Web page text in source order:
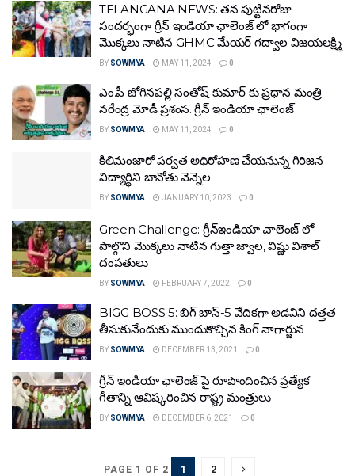
TELANGANA NEWS: తన పుట్టినరోజు
సందర్భంగా గ్రీన్ ఇండియా ఛాలెంజ్ లో భాగంగా
మొక్కలు నాటిన GHMC మేయర్ గద్వాల విజయలక్ష్మి
BY SOWMYA MAY 11, 2024 0
ఎం.పీ జోగినపల్లి సంతోష్ కుమార్ కు ప్రధాన మంత్రి
నరేంద్ర మోడీ ప్రశంస. గ్రీన్ ఇండియా ఛాలెంజ్
BY SOWMYA MAY 11, 2024 0
కిలిమంజారో పర్వత అధిరోహణ చేయనున్న గిరిజన
విద్యార్థిని బానోతు వెన్నెల
BY SOWMYA JANUARY 10, 2023 0
Green Challenge: గ్రీన్ఇండియా చాలెంజ్ లో
పాల్గొని మొక్కలు నాటిన గుత్తా జ్వాల, విష్ణు విశాల్
దంపతులు
BY SOWMYA FEBRUARY 7, 2022 0
BIGG BOSS 5: బిగ్ బాస్-5 వేదికగా అడవిని దత్తత
తీసుకునేందుకు ముందుకొచ్చిన కింగ్ నాగార్జున
BY SOWMYA DECEMBER 13, 2021 0
గ్రీన్ ఇండియా ఛాలెంజ్ పై రూపొందించిన ప్రత్యేక
గీతాన్ని ఆవిష్కరించిన రాష్ట్ర మంత్రులు
BY SOWMYA DECEMBER 6, 2021 0
PAGE 1 OF 2 1 2